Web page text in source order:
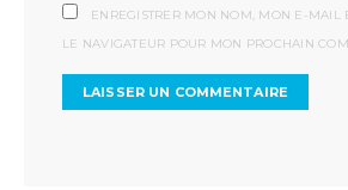
ENREGISTRER MON NOM, MON E-MAIL
LE NAVIGATEUR POUR MON PROCHAIN